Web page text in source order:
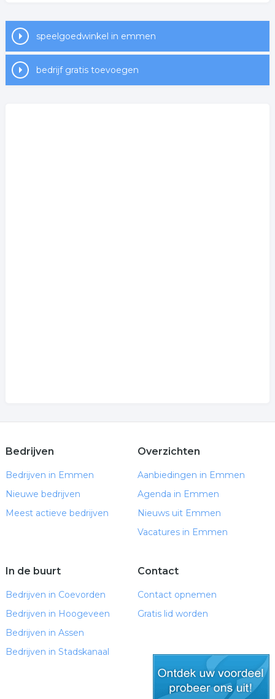
speelgoedwinkel in emmen
bedrijf gratis toevoegen
Bedrijven
Bedrijven in Emmen
Nieuwe bedrijven
Meest actieve bedrijven
Overzichten
Aanbiedingen in Emmen
Agenda in Emmen
Nieuws uit Emmen
Vacatures in Emmen
In de buurt
Bedrijven in Coevorden
Bedrijven in Hoogeveen
Bedrijven in Assen
Bedrijven in Stadskanaal
Contact
Contact opnemen
Gratis lid worden